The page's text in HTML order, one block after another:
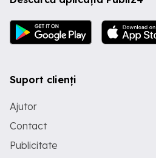
Suport clienți
Ajutor
Contact
Publicitate